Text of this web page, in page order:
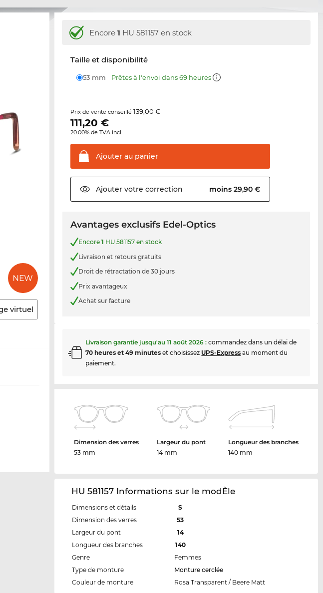
virtuel
Encore1 HU 581157 en stock
Taille et disponibilité
53 mm Prêtes à l'envoi dans 69 heures
Prix de vente conseillé139,00 €
111,20 €
20.00% de TVA incl.
Ajouter au panier
Ajouter votre correction moins 29,90 €
Avantages exclusifs Edel-Optics
Encore1 HU 581157 en stock
Livraison et retours gratuits
Droit de rétractation de 30 jours
Prix avantageux
Achat sur facture
Livraison garantie jusqu'au11 août 2026 : commandez dans un délai de
70 heures et 49 minutes et choisissez UPS-Express au moment du
paiement.
Dimension des verres
53 mm
Largeur du pont
14 mm
Longueur des branches
140 mm
HU 581157 Informations sur le modÈle
Dimensions et détails
S
Dimension des verres
53
Largeur du pont
14
Longueur des branches
140
Genre
Femmes
Type de monture
Monture cerclée
Couleur de monture
Rosa Transparent / Beere Matt